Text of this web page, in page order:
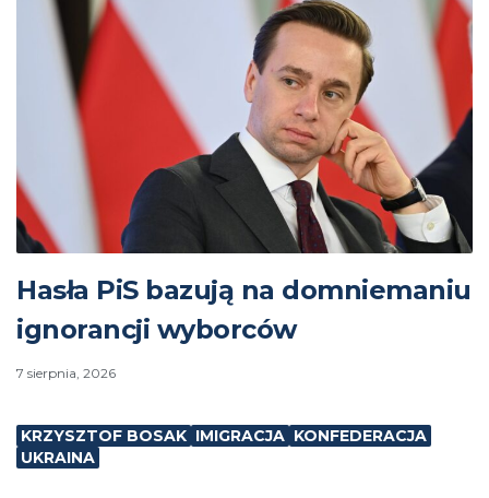
Hasła PiS bazują na domniemaniu
ignorancji wyborców
7 sierpnia, 2026
KRZYSZTOF BOSAK IMIGRACJA KONFEDERACJA
UKRAINA